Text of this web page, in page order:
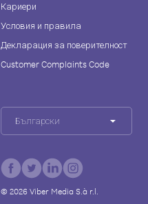
Кариери
Условия и правила
Декларация за поверителност
Customer Complaints Code
Български
© 2026Viber Media S.à r.l.